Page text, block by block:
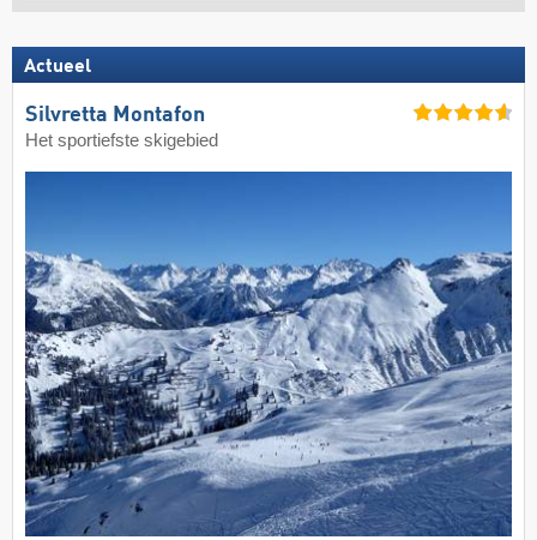
Actueel
Silvretta Montafon
Het sportiefste skigebied